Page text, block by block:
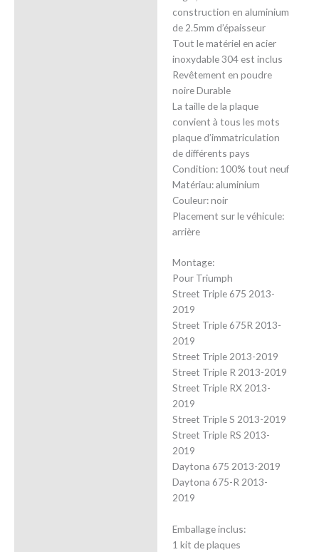
construction en aluminium
de 2.5mm d’épaisseur
Tout le matériel en acier
inoxydable 304 est inclus
Revêtement en poudre
noire Durable
La taille de la plaque
convient à tous les mots
plaque d’immatriculation
de différents pays
Condition: 100% tout neuf
Matériau: aluminium
Couleur: noir
Placement sur le véhicule:
arrière
Montage:
Pour Triumph
Street Triple 675 2013-
2019
Street Triple 675R 2013-
2019
Street Triple 2013-2019
Street Triple R 2013-2019
Street Triple RX 2013-
2019
Street Triple S 2013-2019
Street Triple RS 2013-
2019
Daytona 675 2013-2019
Daytona 675-R 2013-
2019
Emballage inclus:
1 kit de plaques